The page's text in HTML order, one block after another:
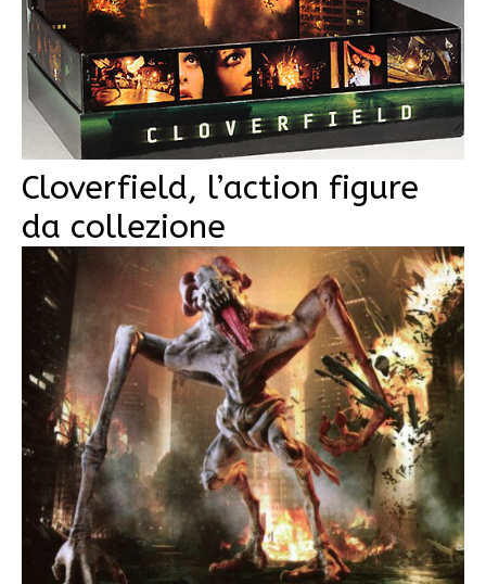
Cloverfield, l’action figure
da collezione